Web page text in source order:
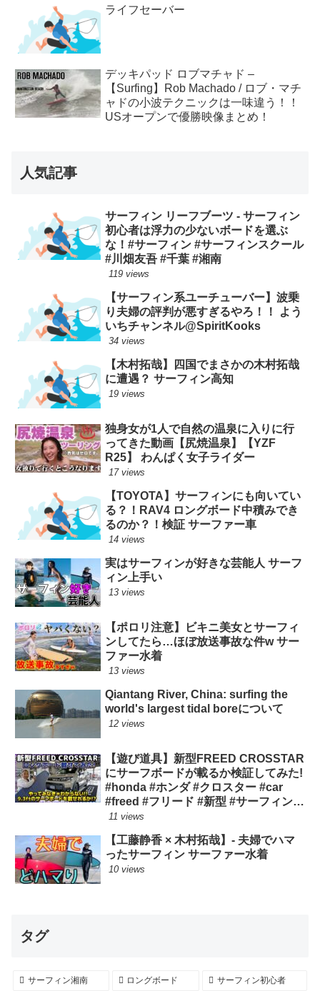
ライフセーバー
デッキパッド ロブマチャド –
【Surfing】Rob Machado / ロブ・マチ
ャドの小波テクニックは一味違う！！
USオープンで優勝映像まとめ！
人気記事
サーフィン リーフブーツ - サーフィン
初心者は浮力の少ないボードを選ぶ
な！#サーフィン #サーフィンスクール
#川畑友吾 #千葉 #湘南
119 views
【サーフィン系ユーチューバー】波乗
り夫婦の評判が悪すぎるやろ！！ よう
いちチャンネル@SpiritKooks
34 views
【木村拓哉】四国でまさかの木村拓哉
に遭遇？ サーフィン高知
19 views
独身女が1人で自然の温泉に入りに行
ってきた動画【尻焼温泉】【YZF
R25】 わんぱく女子ライダー
17 views
【TOYOTA】サーフィンにも向いてい
る？！RAV4 ロングボード中積みでき
るのか？！検証 サーファー車
14 views
実はサーフィンが好きな芸能人 サーフ
ィン上手い
13 views
【ポロリ注意】ビキニ美女とサーフィ
ンしてたら…ほぼ放送事故な件w サー
ファー水着
13 views
Qiantang River, China: surfing the
world's largest tidal boreについて
12 views
【遊び道具】新型FREED CROSSTAR
にサーフボードが載るか検証してみた!
#honda #ホンダ #クロスター #car
#freed #フリード #新型 #サーフィン
ロングボード
11 views
【工藤静香 × 木村拓哉】- 夫婦でハマ
ったサーフィン サーファー水着
10 views
タグ
サーフィン湘南 ロングボード サーフィン初心者